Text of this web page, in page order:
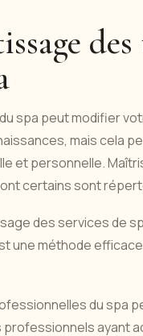
spa peut modifier
mais cela
et personnelle.
certains sont
des services de
une méthode
du spa
ayant